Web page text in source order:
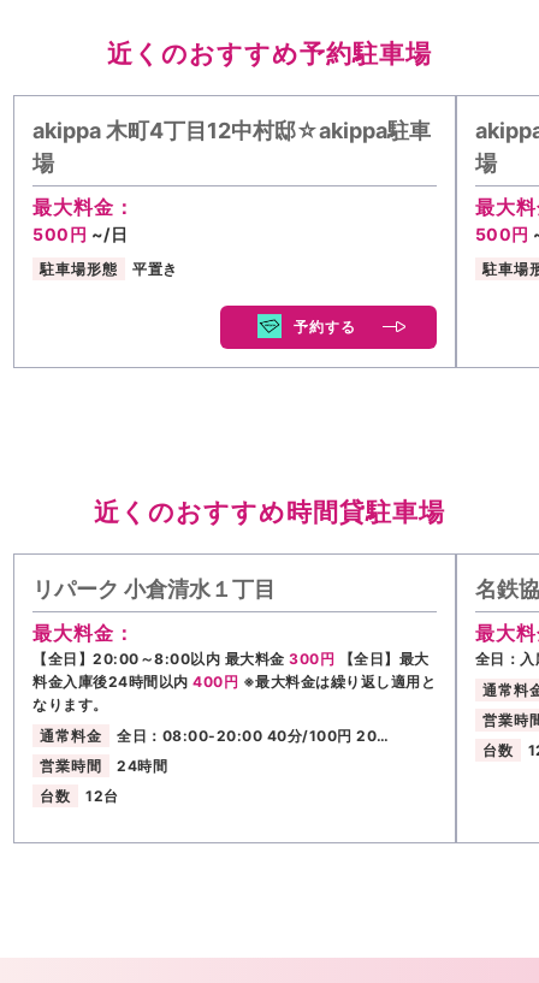
近くのおすすめ予約駐車場
akippa 木町4丁目12中村邸☆akippa駐車
場
最大料金：
500円 ~/日
駐車場形態 平置き
予約する
場
最大
500円
駐車場
近くのおすすめ時間貸駐車場
リパーク 小倉清水１丁目
最大料金：
【全日】20:00～8:00以内 最大料金300円
【全日】最大
料金入庫後24時間以内400円 ※最大料金は繰り返し適用と
なります。
通常料金
全日：08:00-20:00 40分/100円 20…
営業時間
24時間
台数
12台
名鉄
最大
全日：
通常料
営業時
台数